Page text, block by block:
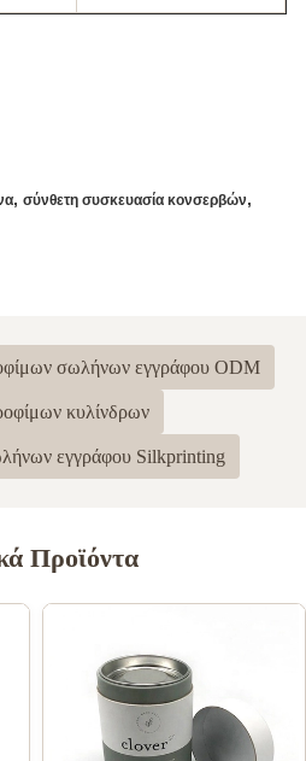
, σύνθετη συσκευασία κονσερβών,
σωλήνων εγγράφου ODM
κυλίνδρων
εγγράφου Silkprinting
Προϊόντα